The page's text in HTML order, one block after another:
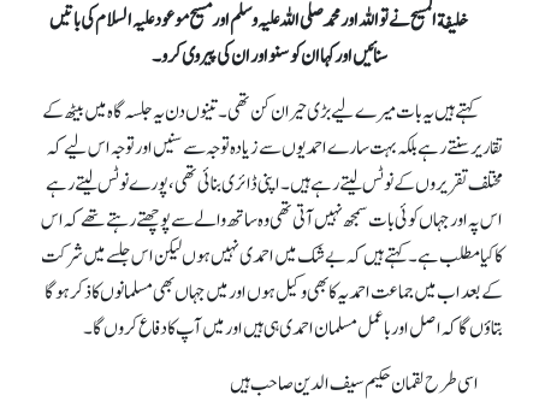
خلیفة المسیح نے تو اللہ اور محمد صلی اللہ علیہ وسلم اور مسیح موعود علیہ السلام کی باتیں
سنائیں اور کہا ان کو سنو اور ان کی پیروی کرو۔
کہتے ہیں یہ بات میرے لیے بڑی حیران کن تھی۔ تینوں دن یہ جلسہ گاہ میں بیٹھ کے
تقاریر سنتے رہے بلکہ بہت سارے احمدیوں سے زیادہ توجہ سے سنیں اور توجہ اس لیے کہ
مختلف تقریروں کے نوٹس لیتے رہے ہیں۔ اپنی ڈائری بنائی تھی، پورے نوٹس لیتے رہے
اس پہ اور جہاں کوئی بات سمجھ نہیں آتی تھی وہ ساتھ والے سے پوچھتے رہتے تھے کہ اس
کا کیا مطلب ہے۔ کہتے ہیں کہ بے شک میں احمدی نہیں ہوں لیکن اس جلسےمیں شرکت
کے بعد اب میں جماعت احمدیہ کا بھی وکیل ہوں اور میں جہاں بھی مسلمانوں کا ذکر ہو گا
بتاؤں گا کہ اصل اور باعمل مسلمان احمدی ہی ہیں اور میں آپ کا دفاع کروں گا۔
اسی طرح لقمان حکیم سیف الدین صاحب ہیں